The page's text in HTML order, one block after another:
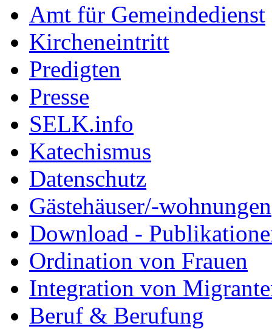
Amt für Gemeindedienst
Kircheneintritt
Predigten
Presse
SELK.info
Katechismus
Datenschutz
Gästehäuser/-wohnungen
Download -
Ordination von Frauen
Integration von
Beruf & Berufung